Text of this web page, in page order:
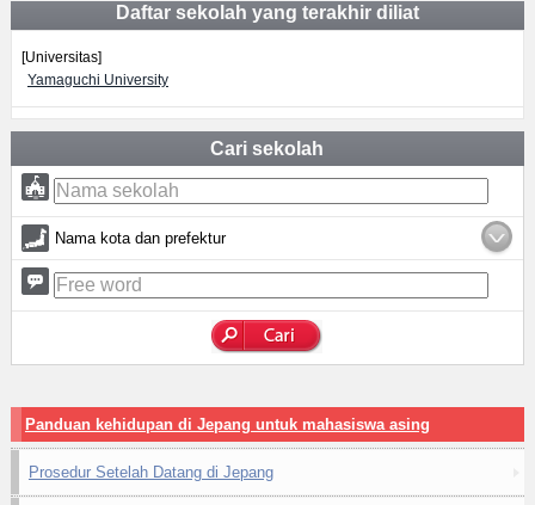
Daftar sekolah yang terakhir diliat
[Universitas]
Yamaguchi University
Cari sekolah
Nama kota dan prefektur
Panduan kehidupan di Jepang untuk mahasiswa asing
Prosedur Setelah Datang di Jepang